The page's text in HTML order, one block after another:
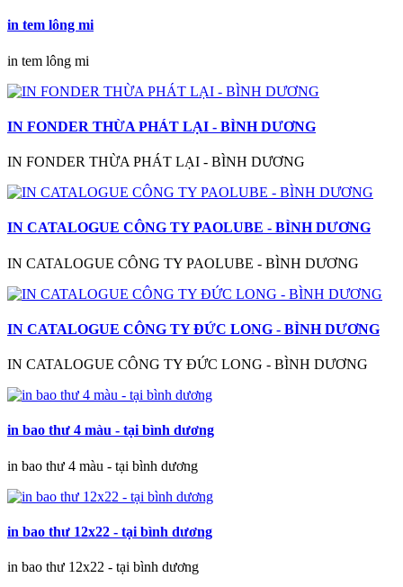
in tem lông mi
in tem lông mi
IN FONDER THỪA PHÁT LẠI - BÌNH DƯƠNG
IN FONDER THỪA PHÁT LẠI - BÌNH DƯƠNG
IN CATALOGUE CÔNG TY PAOLUBE - BÌNH DƯƠNG
IN CATALOGUE CÔNG TY PAOLUBE - BÌNH DƯƠNG
IN CATALOGUE CÔNG TY ĐỨC LONG - BÌNH DƯƠNG
IN CATALOGUE CÔNG TY ĐỨC LONG - BÌNH DƯƠNG
in bao thư 4 màu - tại bình dương
in bao thư 4 màu - tại bình dương
in bao thư 12x22 - tại bình dương
in bao thư 12x22 - tại bình dương